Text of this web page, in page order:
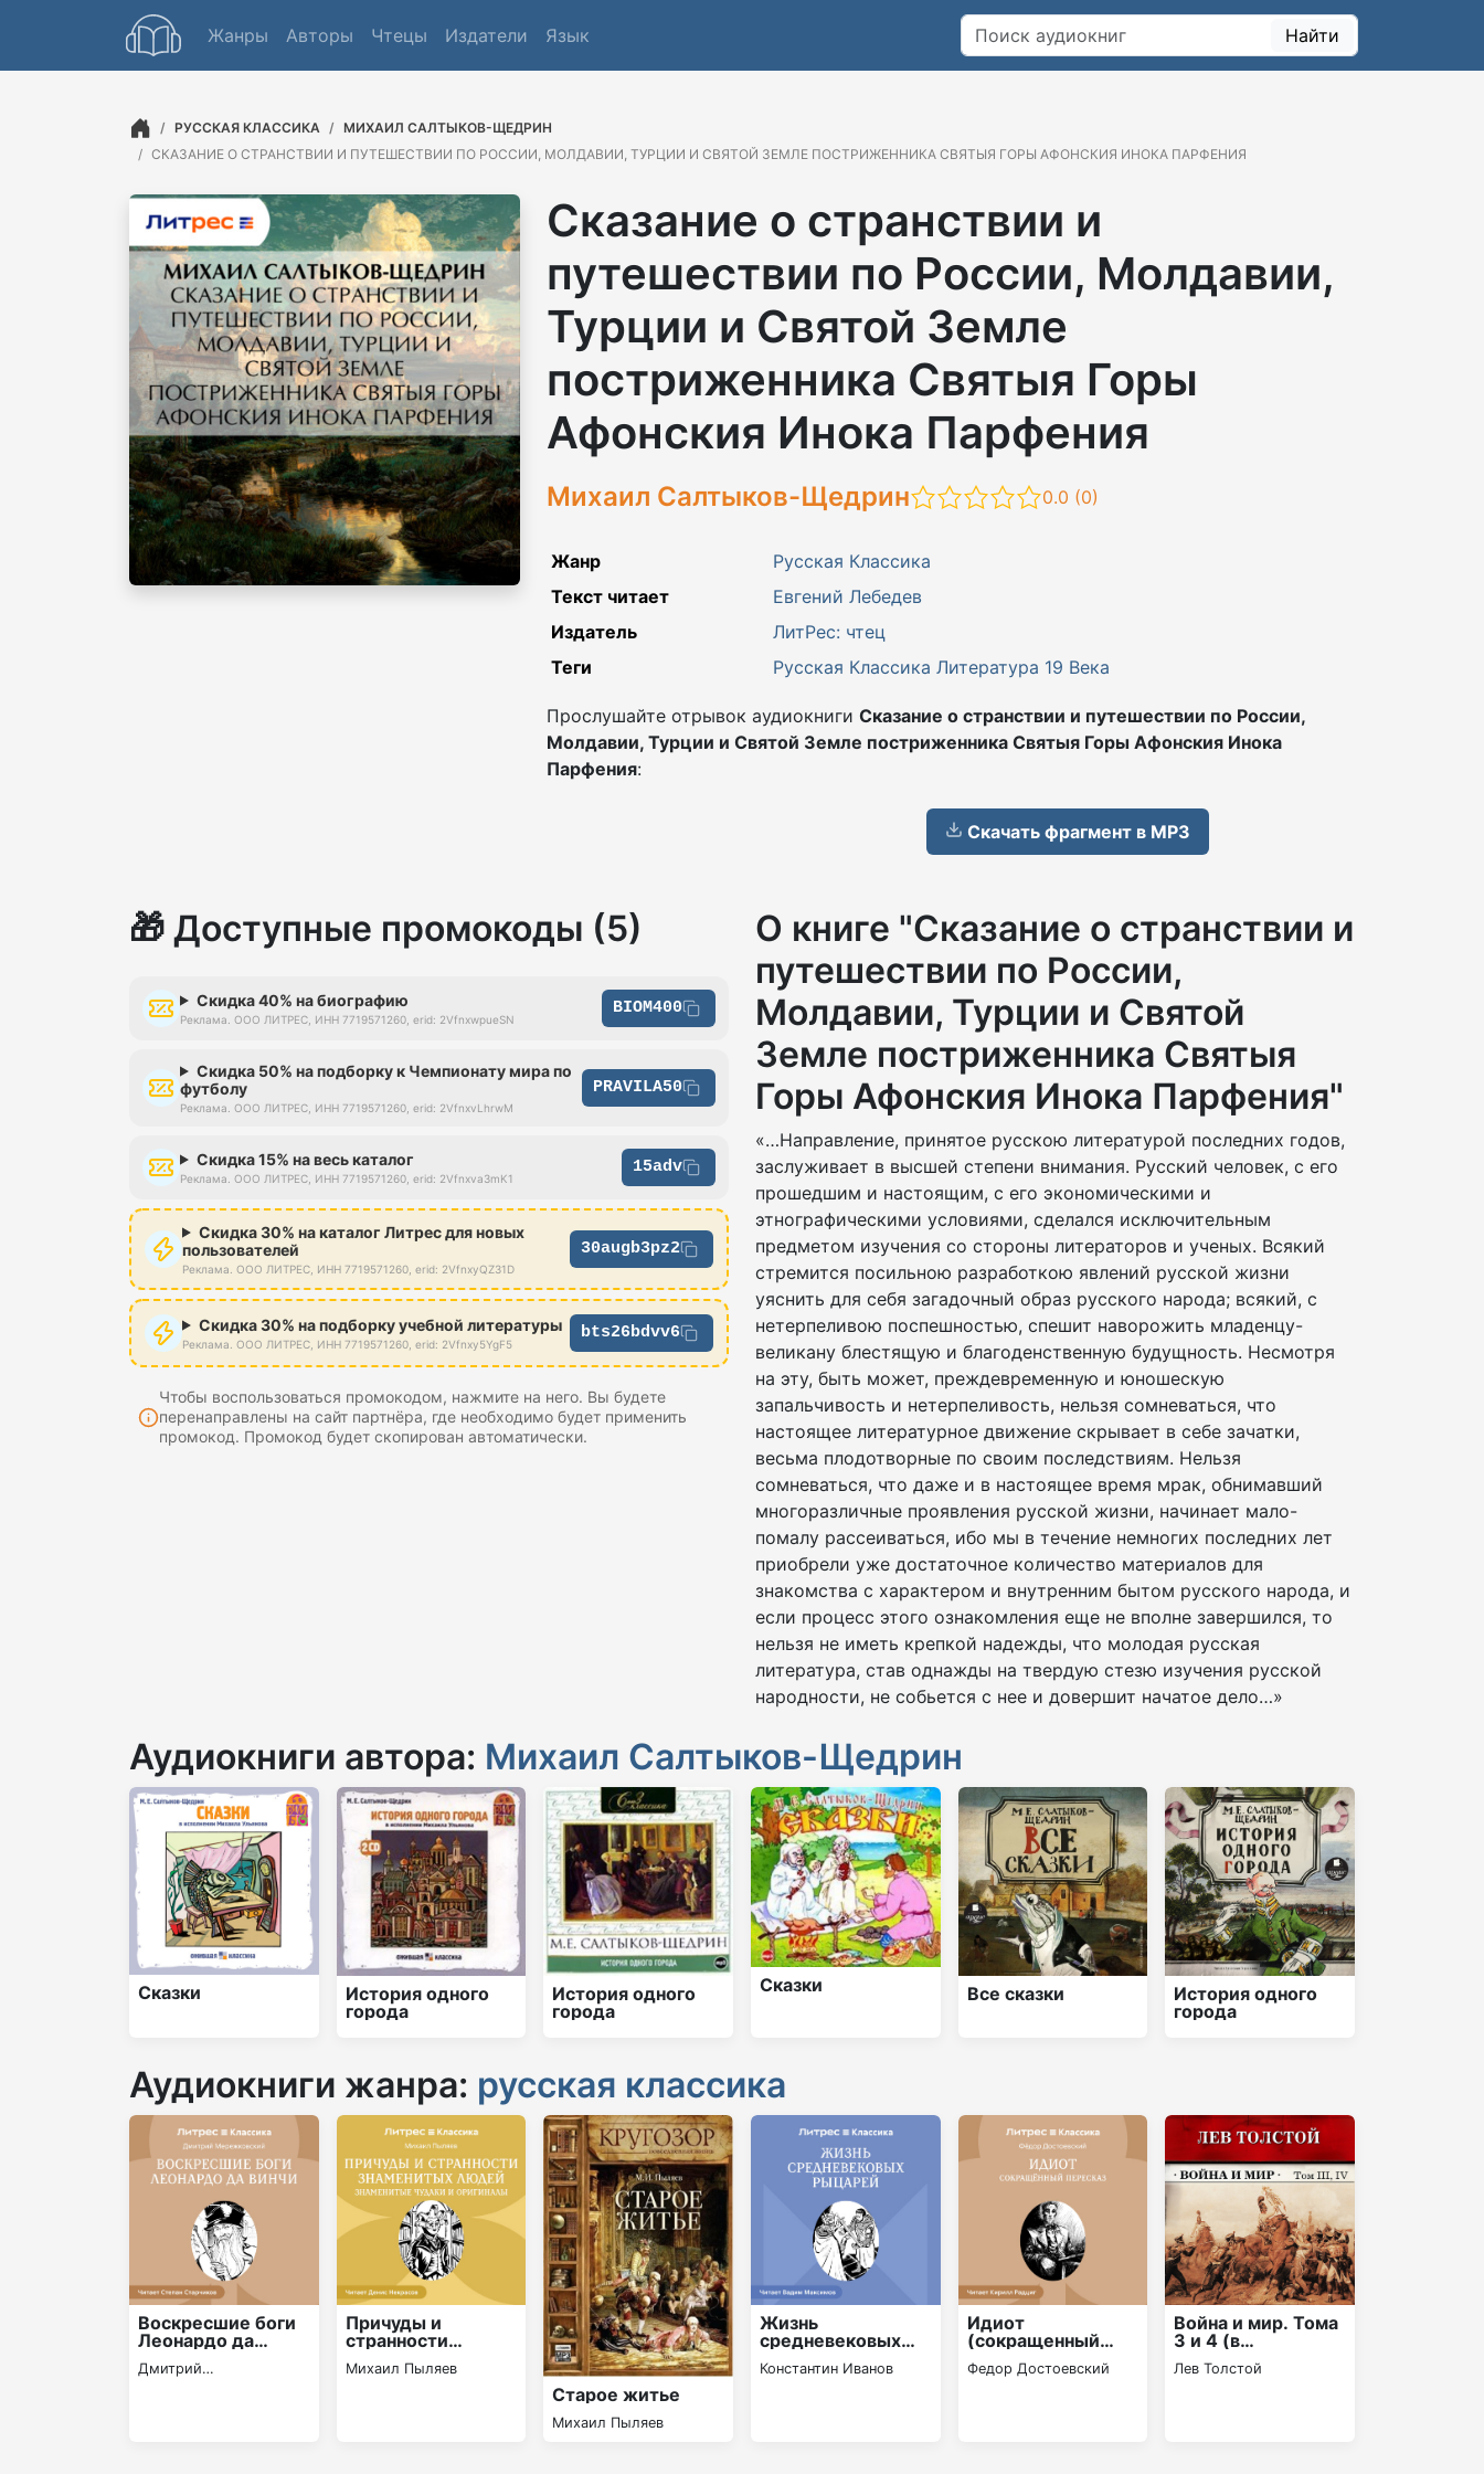
Жанры Авторы Чтецы Издатели Язык Найти
РУССКАЯ КЛАССИКА
МИХАИЛ САЛТЫКОВ-ЩЕДРИН
СКАЗАНИЕ О СТРАНСТВИИ И ПУТЕШЕСТВИИ ПО РОССИИ, МОЛДАВИИ, ТУРЦИИ И СВЯТОЙ ЗЕМЛЕ ПОСТРИЖЕННИКА СВЯТЫЯ ГОРЫ АФОНСКИЯ ИНОКА ПАРФЕНИЯ
Сказание о странствии и
путешествии по России, Молдавии,
Турции и Святой Земле
постриженника Святыя Горы
Афонския Инока Парфения
Михаил Салтыков-Щедрин 0.0 (0)
Жанр
Русская Классика
Текст читает
Евгений Лебедев
Издатель
ЛитРес: чтец
Теги
Русская Классика Литература 19 Века
Прослушайте отрывок аудиокниги Сказание о странствии и путешествии по России,
Молдавии, Турции и Святой Земле постриженника Святыя Горы Афонския Инока
Парфения:
Скачать фрагмент в MP3
🎁 Доступные промокоды (5)
Скидка 40% на биографию
Реклама. ООО ЛИТРЕС, ИНН 7719571260, erid: 2VfnxwpueSN
BIOM400
Скидка 50% на подборку к Чемпионату мира по
футболу
Реклама. ООО ЛИТРЕС, ИНН 7719571260, erid: 2VfnxvLhrwM
PRAVILA50
Скидка 15% на весь каталог
Реклама. ООО ЛИТРЕС, ИНН 7719571260, erid: 2Vfnxva3mK1
15adv
Скидка 30% на каталог Литрес для новых
пользователей
Реклама. ООО ЛИТРЕС, ИНН 7719571260, erid: 2VfnxyQZ31D
30augb3pz2
Скидка 30% на подборку учебной литературы
Реклама. ООО ЛИТРЕС, ИНН 7719571260, erid: 2Vfnxy5YgF5
bts26bdvv6
Чтобы воспользоваться промокодом, нажмите на него. Вы будете
перенаправлены на сайт партнёра, где необходимо будет применить
промокод. Промокод будет скопирован автоматически.
О книге "Сказание о странствии и
путешествии по России,
Молдавии, Турции и Святой
Земле постриженника Святыя
Горы Афонския Инока Парфения"
«…Направление, принятое русскою литературой последних годов,
заслуживает в высшей степени внимания. Русский человек, с его
прошедшим и настоящим, с его экономическими и
этнографическими условиями, сделался исключительным
предметом изучения со стороны литераторов и ученых. Всякий
стремится посильною разработкою явлений русской жизни
уяснить для себя загадочный образ русского народа; всякий, с
нетерпеливою поспешностью, спешит наворожить младенцу-
великану блестящую и благоденственную будущность. Несмотря
на эту, быть может, преждевременную и юношескую
запальчивость и нетерпеливость, нельзя сомневаться, что
настоящее литературное движение скрывает в себе зачатки,
весьма плодотворные по своим последствиям. Нельзя
сомневаться, что даже и в настоящее время мрак, обнимавший
многоразличные проявления русской жизни, начинает мало-
помалу рассеиваться, ибо мы в течение немногих последних лет
приобрели уже достаточное количество материалов для
знакомства с характером и внутренним бытом русского народа, и
если процесс этого ознакомления еще не вполне завершился, то
нельзя не иметь крепкой надежды, что молодая русская
литература, став однажды на твердую стезю изучения русской
народности, не собьется с нее и довершит начатое дело…»
Аудиокниги автора: Михаил Салтыков-Щедрин
Сказки
История одного
города
История одного
города
Сказки Все сказки
История одного
города
Аудиокниги жанра: русская классика
Воскресшие боги
Леонардо да
Винчи
Дмитрий
Причуды и
странности
знаменитых
людей.
Михаил Пыляев
Старое житье
Михаил Пыляев
Жизнь
средневековых
рыцарей
Константин Иванов
Идиот
(сокращенный
пересказ)
Федор Достоевский
Война и мир. Тома
З и 4 (в
сокращении)
Лев Толстой